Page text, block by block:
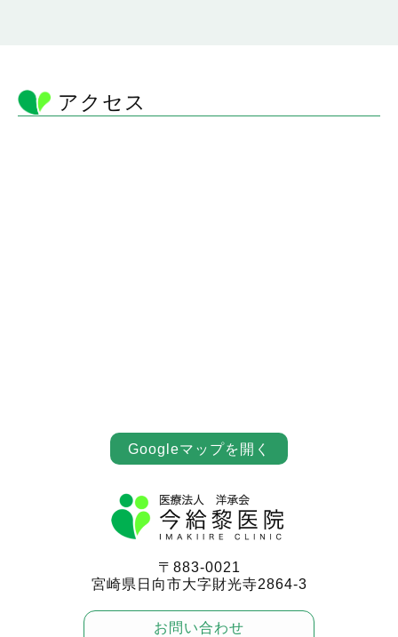
アクセス
Googleマップを開く
〒883-0021
宮崎県日向市大字財光寺2864-3
お問い合わせ